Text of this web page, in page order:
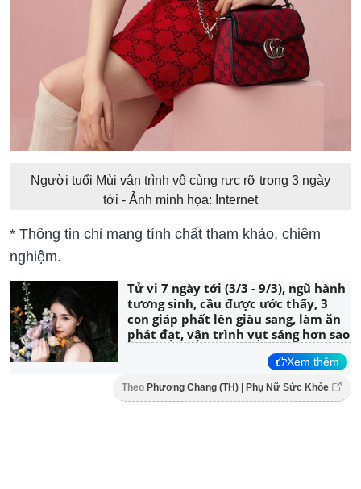
Người tuổi Mùi vận trình vô cùng rực rỡ trong 3 ngày
tới - Ảnh minh họa: Internet
* Thông tin chỉ mang tính chất tham khảo, chiêm
nghiệm.
Tử vi 7 ngày tới (3/3 - 9/3), ngũ hành
tương sinh, cầu được ước thấy, 3
con giáp phất lên giàu sang, làm ăn
phát đạt, vận trình vụt sáng hơn sao
Xem thêm
Theo Phương Chang (TH) | Phụ Nữ Sức Khỏe